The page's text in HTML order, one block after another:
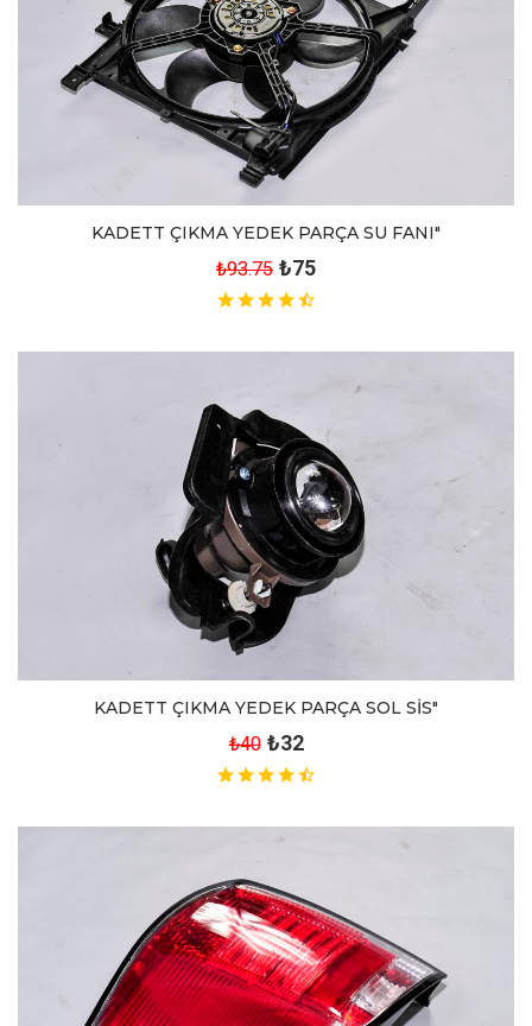
KADETT ÇIKMA YEDEK PARÇA SU FANI"
₺93.75 ₺75
KADETT ÇIKMA YEDEK PARÇA SOL SİS"
₺40 ₺32